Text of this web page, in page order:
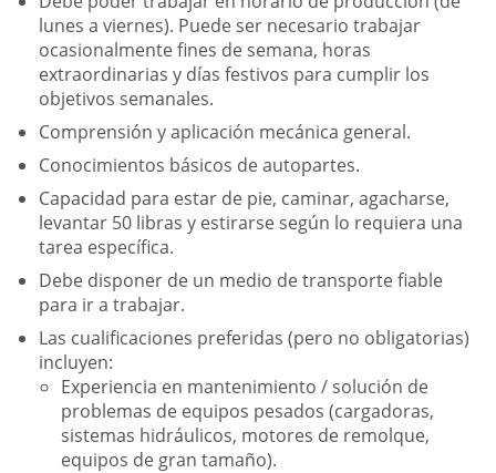
lunes a viernes). Puede ser necesario trabajar
ocasionalmente fines de semana, horas
extraordinarias y días festivos para cumplir los
objetivos semanales.
Comprensión y aplicación mecánica general.
Conocimientos básicos de autopartes.
Capacidad para estar de pie, caminar, agacharse,
levantar 50 libras y estirarse según lo requiera una
tarea específica.
Debe disponer de un medio de transporte fiable
para ir a trabajar.
Las cualificaciones preferidas (pero no obligatorias)
incluyen:
Experiencia en mantenimiento / solución de
problemas de equipos pesados (cargadoras,
sistemas hidráulicos, motores de remolque,
equipos de gran tamaño).